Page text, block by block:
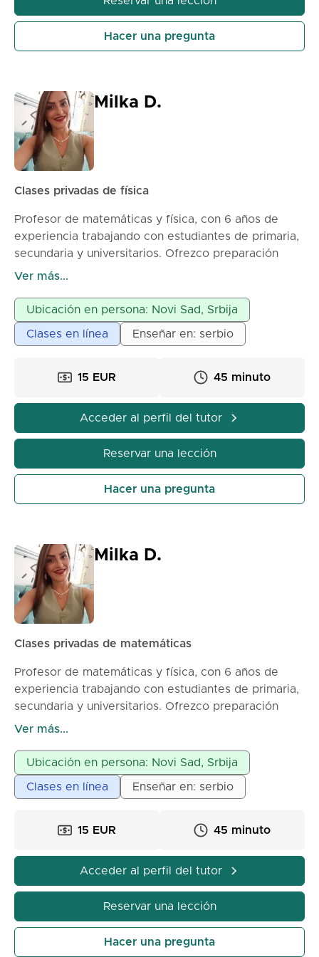
OneNote y después de la clase se los envío en
formato electrónico. Precio: 60min – 1300din
90min – 1800din
Hacer una pregunta
Milka D.
Clases privadas de física
Profesor de matemáticas y física, con 6 años de
experiencia trabajando con estudiantes de primaria,
secundaria y universitarios. Ofrezco preparación
para exámenes de admisión y ayuda para dominar el
adaptadas a cada estudiante.
Posibilidad de clases en línea y presenciales.
Ver más...
Ubicación en persona: Novi Sad, Srbija
Clases en línea Enseñar en: serbio
15 EUR 45 minuto
Acceder al perfil del tutor
Reservar una lección
Hacer una pregunta
Milka D.
Clases privadas de matemáticas
Profesor de matemáticas y física, con 6 años de
experiencia trabajando con estudiantes de primaria,
secundaria y universitarios. Ofrezco preparación
para exámenes de admisión y ayuda para dominar el
adaptan a cada estudiante.
Opción de clases en línea y presenciales.
Ver más...
Ubicación en persona: Novi Sad, Srbija
Clases en línea Enseñar en: serbio
15 EUR 45 minuto
Acceder al perfil del tutor
Reservar una lección
Hacer una pregunta